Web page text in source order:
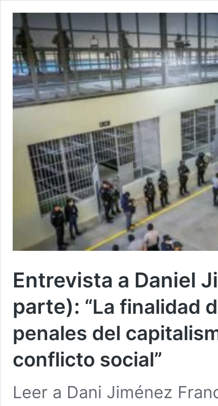
Entrevista a Daniel
parte): “La finalidad
penales del
conflicto social”
Leer a Dani Jiménez